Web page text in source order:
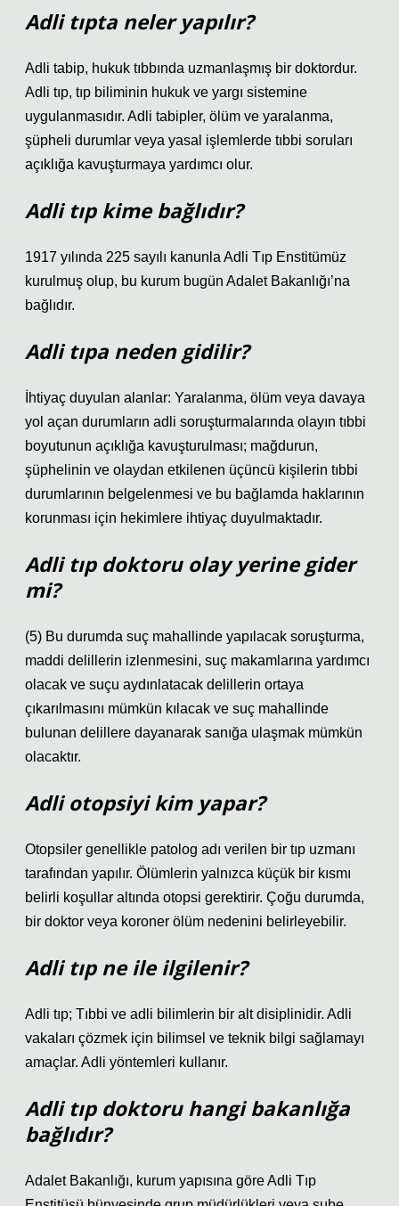
Adli tıpta neler yapılır?
Adli tabip, hukuk tıbbında uzmanlaşmış bir doktordur.
Adli tıp, tıp biliminin hukuk ve yargı sistemine
uygulanmasıdır. Adli tabipler, ölüm ve yaralanma,
şüpheli durumlar veya yasal işlemlerde tıbbi soruları
açıklığa kavuşturmaya yardımcı olur.
Adli tıp kime bağlıdır?
1917 yılında 225 sayılı kanunla Adli Tıp Enstitümüz
kurulmuş olup, bu kurum bugün Adalet Bakanlığı’na
bağlıdır.
Adli tıpa neden gidilir?
İhtiyaç duyulan alanlar: Yaralanma, ölüm veya davaya
yol açan durumların adli soruşturmalarında olayın tıbbi
boyutunun açıklığa kavuşturulması; mağdurun,
şüphelinin ve olaydan etkilenen üçüncü kişilerin tıbbi
durumlarının belgelenmesi ve bu bağlamda haklarının
korunması için hekimlere ihtiyaç duyulmaktadır.
Adli tıp doktoru olay yerine gider
mi?
(5) Bu durumda suç mahallinde yapılacak soruşturma,
maddi delillerin izlenmesini, suç makamlarına yardımcı
olacak ve suçu aydınlatacak delillerin ortaya
çıkarılmasını mümkün kılacak ve suç mahallinde
bulunan delillere dayanarak sanığa ulaşmak mümkün
olacaktır.
Adli otopsiyi kim yapar?
Otopsiler genellikle patolog adı verilen bir tıp uzmanı
tarafından yapılır. Ölümlerin yalnızca küçük bir kısmı
belirli koşullar altında otopsi gerektirir. Çoğu durumda,
bir doktor veya koroner ölüm nedenini belirleyebilir.
Adli tıp ne ile ilgilenir?
Adli tıp; Tıbbi ve adli bilimlerin bir alt disiplinidir. Adli
vakaları çözmek için bilimsel ve teknik bilgi sağlamayı
amaçlar. Adli yöntemleri kullanır.
Adli tıp doktoru hangi bakanlığa
bağlıdır?
Adalet Bakanlığı, kurum yapısına göre Adli Tıp